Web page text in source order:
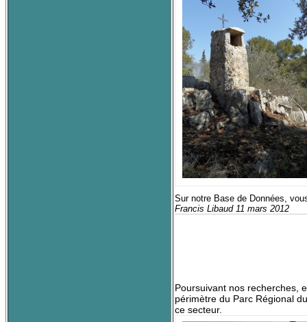
Sur notre Base de Données,
Francis Libaud 11 mars 2012
Poursuivant nos recherches,
périmètre du Parc Régional
ce secteur.